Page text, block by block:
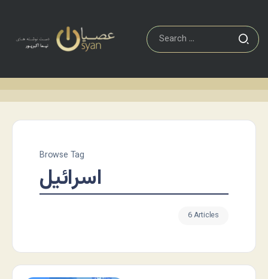
Browse Tag
اسرائیل
6 Articles